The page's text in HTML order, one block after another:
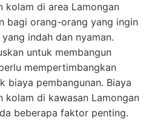
kolam di area Lamongan
bagi orang-orang yang ingin
indah dan nyaman.
untuk membangun
mempertimbangkan
biaya pembangunan. Biaya
kolam di kawasan Lamongan
beberapa faktor penting.